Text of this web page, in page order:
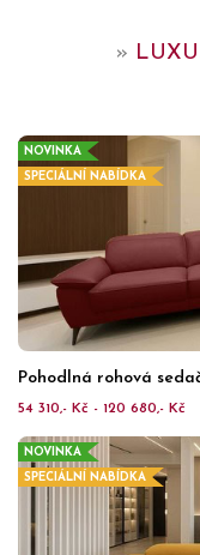
»
NOVINKA
SPECIÁLNÍ NABÍDKA
Pohodlná rohová
54 310,- Kč - 120 680,- Kč
NOVINKA
SPECIÁLNÍ NABÍDKA